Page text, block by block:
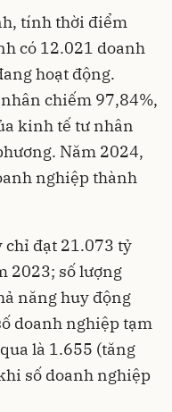
tính thời điểm
có 12.021 doanh
hoạt động.
chiếm 97,84%,
kinh tế tư nhân
Năm 2024,
nghiệp thành
đạt 21.073 tỷ
2023; số lượng
năng huy động
doanh nghiệp tạm
là 1.655 (tăng
số doanh nghiệp